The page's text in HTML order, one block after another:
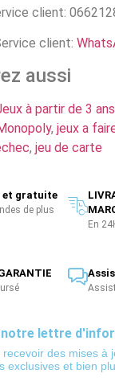
client:
client:
aussi
à partir de 3 ans
, jeux a
, jeu de carte
et gratuite
de plus
En
notre lettre
des mises à
exclusives et bien